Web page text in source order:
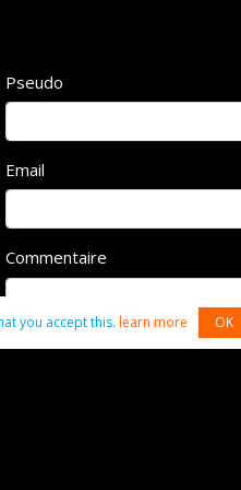
Pseudo
Email
Commentaire
you accept this. learn more OK